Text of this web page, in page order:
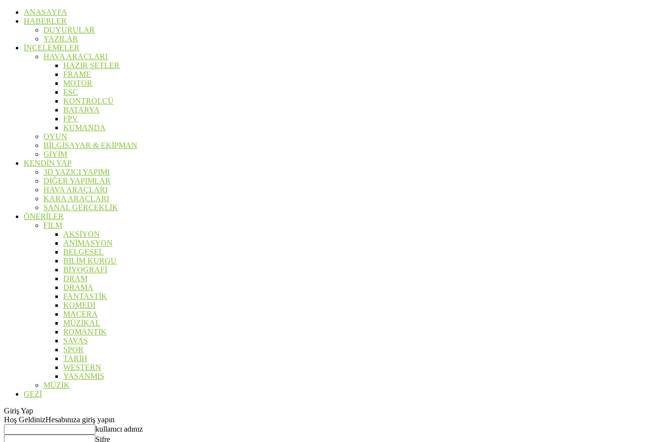
ANASAYFA
HABERLER
DUYURULAR
YAZILAR
İNCELEMELER
HAVA ARAÇLARI
HAZIR SETLER
FRAME
MOTOR
ESC
KONTROLCÜ
BATARYA
FPV
KUMANDA
OYUN
BİLGİSAYAR & EKİPMAN
GİYİM
KENDİN YAP
3D YAZICI YAPIMI
DİĞER YAPIMLAR
HAVA ARAÇLARI
KARA ARAÇLARI
SANAL GERÇEKLİK
ÖNERİLER
FİLM
AKSİYON
ANİMASYON
BELGESEL
BİLİM KURGU
BİYOGRAFİ
DRAM
DRAMA
FANTASTİK
KOMEDİ
MACERA
MÜZİKAL
ROMANTİK
SAVAŞ
SPOR
TARİH
WESTERN
YAŞANMIŞ
MÜZİK
GEZİ
Giriş Yap
Hoş GeldinizHesabınıza giriş yapın
kullanıcı adınız
Şifre